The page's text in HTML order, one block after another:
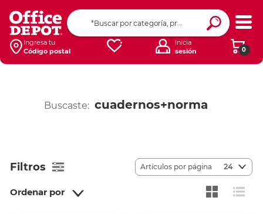
Ingresa tu
Código postal
0
Inicia
sesión
Buscaste: cuadernos+norma
Filtros
Ordenar por
Artículos por página 24